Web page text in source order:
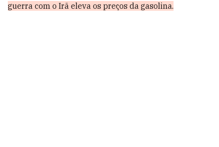
guerra com o Irã eleva os preços da gasolina.